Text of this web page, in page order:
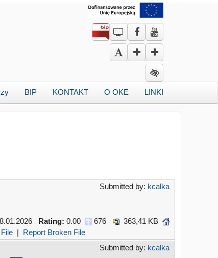
BIP KONTAKT O OKE LINKI
Submitted by: kcalka
Rating: 0.00 676
363,41 KB
| Report Broken File
Submitted by: kcalka